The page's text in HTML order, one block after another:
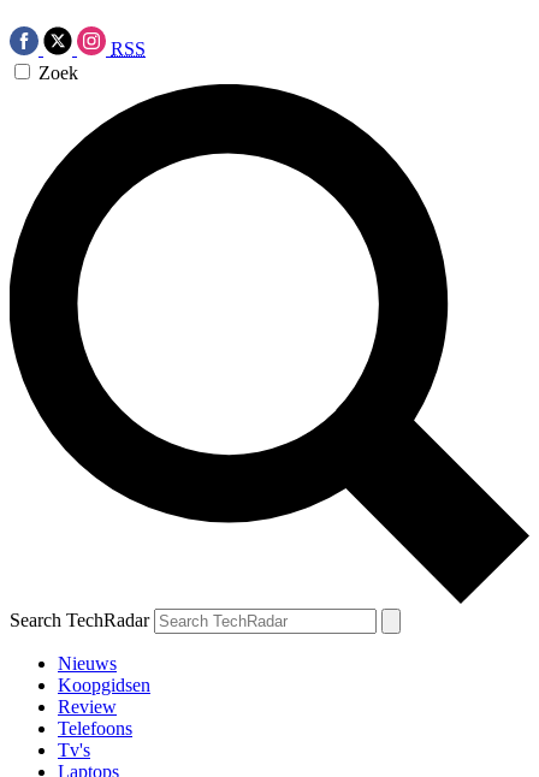
RSS
Zoek
Search TechRadar
Nieuws
Koopgidsen
Review
Telefoons
Tv's
Laptops